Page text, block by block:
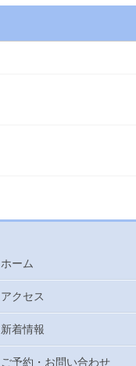
ホーム
アクセス
新着情報
ご予約・お問い合わせ